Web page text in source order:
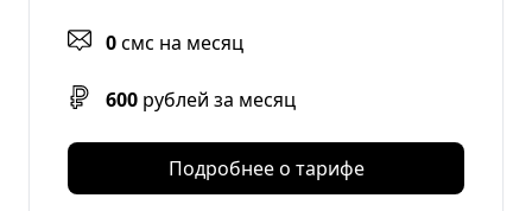
0смс на месяц
600 рублей за месяц
Подробнее о тарифе